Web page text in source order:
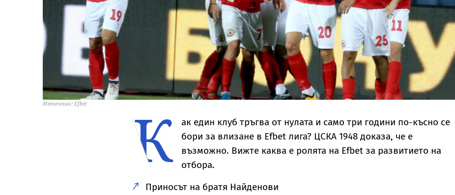
Източник: Efbet К
ак един клуб тръгва от нулата и само три години по-късно се
бори за влизане в Efbet лига? ЦСКА 1948 доказа, че е
възможно. Вижте каква е ролята на Efbet за развитието на
отбора.
Приносът на братя Найденови